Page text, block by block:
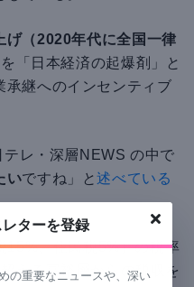
げ（2020年代に全国一律
「日本経済の起爆剤」と
承継へのインセンティブ
レ・深層NEWS の中で
いですね」と述べている
15%、住民税5%）の税率
える富裕層からの税収を
ターを登録
の重要なニュースや、深い